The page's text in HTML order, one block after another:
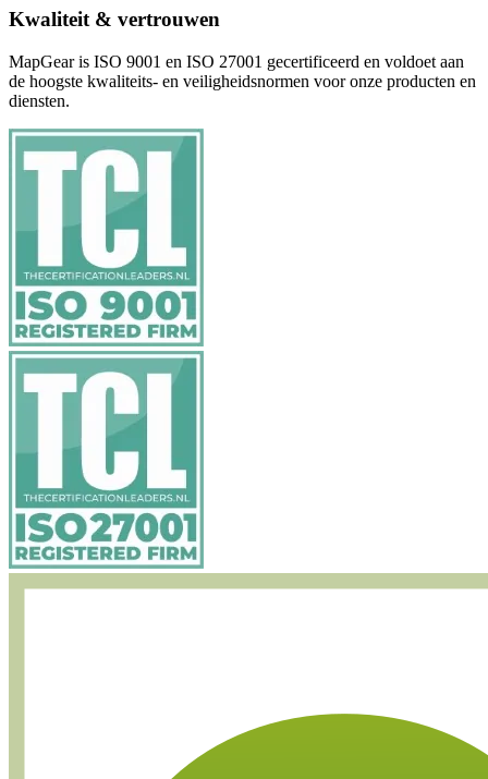
Kwaliteit & vertrouwen
MapGear is ISO 9001 en ISO 27001 gecertificeerd en voldoet aan
de hoogste kwaliteits- en veiligheidsnormen voor onze producten en
diensten.